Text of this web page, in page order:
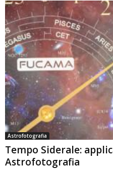
Astrofotografia
Tempo Siderale:
Astrofotografia